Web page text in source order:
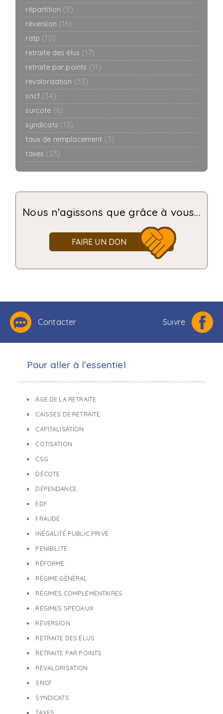
répartition (5)
réversion (16)
ratp (10)
retraite des élus (17)
retraite par points (11)
revalorisation (33)
sncf (34)
surcote (6)
syndicats (13)
taux de remplacement (3)
taxes (23)
Nous n'agissons que grâce à vous...
FAIRE UN DON
Contacter Suivre
Pour aller à l'essentiel
ÂGE DE LA RETRAITE
CAISSES DE RETRAITE
CAPITALISATION
COTISATION
CSG
DÉCOTE
DÉPENDANCE
EDF
FRAUDE
INÉGALITÉ PUBLIC PRIVÉ
PÉNIBILITÉ
RÉFORME
RÉGIME GÉNÉRAL
RÉGIMES COMPLÉMENTAIRES
RÉGIMES SPÉCIAUX
RÉVERSION
RETRAITE DES ÉLUS
RETRAITE PAR POINTS
REVALORISATION
SNCF
SYNDICATS